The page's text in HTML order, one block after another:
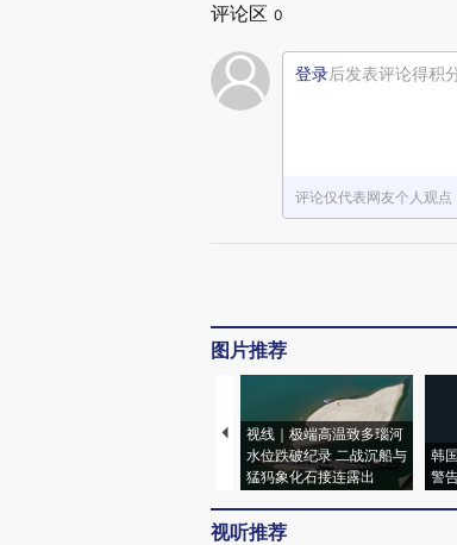
评论区 0
登录后发表评论得积
评论仅代表网友个人观
图片推荐
视线｜极端高温致多瑙河
水位跌破纪录 二战沉船与
猛犸象化石接连露出
韩
警
视听推荐